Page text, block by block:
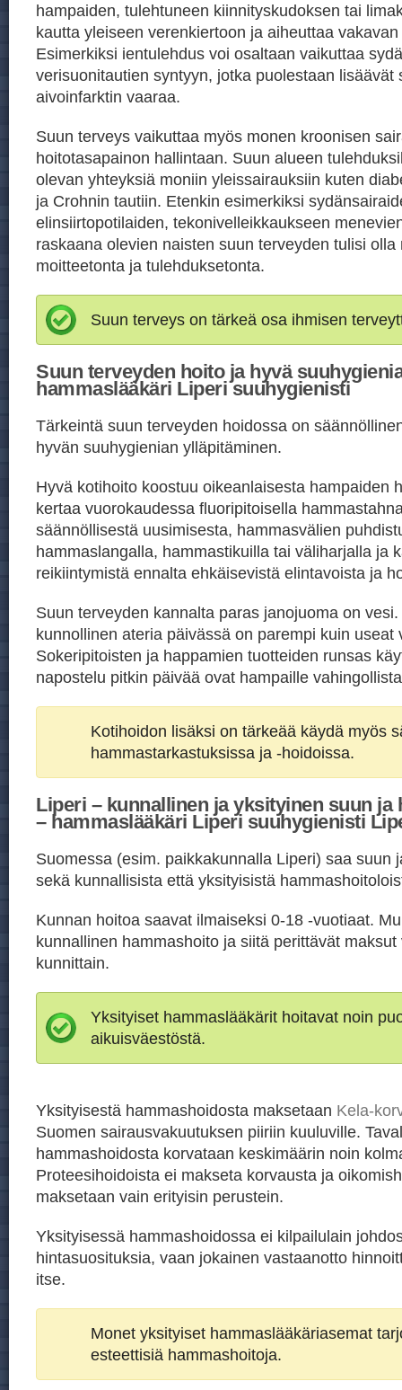
hampaiden, tulehtuneen kiinnityskudoksen tai
kautta yleiseen verenkiertoon ja aiheuttaa
Esimerkiksi ientulehdus voi osaltaan vaikuttaa
verisuonitautien syntyyn, jotka puolestaan lisäävät
aivoinfarktin vaaraa.
Suun terveys vaikuttaa myös monen kroonisen
hoitotasapainon hallintaan. Suun alueen
olevan yhteyksiä moniin yleissairauksiin kuten
ja Crohnin tautiin. Etenkin esimerkiksi
elinsiirtopotilaiden, tekonivelleikkaukseen
raskaana olevien naisten suun terveyden tulisi olla
moitteetonta ja tulehduksetonta.
Suun terveys on tärkeä osa ihmisen
Suun terveyden hoito ja hyvä
hammaslääkäri Liperi suuhygienisti
Tärkeintä suun terveyden hoidossa on
hyvän suuhygienian ylläpitäminen.
Hyvä kotihoito koostuu oikeanlaisesta hampaiden
kertaa vuorokaudessa fluoripitoisella
säännöllisestä uusimisesta, hammasvälien
hammaslangalla, hammastikuilla tai väliharjalla ja
reikiintymistä ennalta ehkäisevistä elintavoista ja
Suun terveyden kannalta paras janojuoma on
kunnollinen ateria päivässä on parempi kuin useat
Sokeripitoisten ja happamien tuotteiden runsas
napostelu pitkin päivää ovat hampaille
Kotihoidon lisäksi on tärkeää käydä myös
hammastarkastuksissa ja -hoidoissa.
Liperi – kunnallinen ja yksityinen suun ja
– hammaslääkäri Liperi suuhygienisti
Suomessa (esim. paikkakunnalla Liperi) saa suun
sekä kunnallisista että yksityisistä
Kunnan hoitoa saavat ilmaiseksi 0-18 -vuotiaat.
kunnallinen hammashoito ja siitä perittävät maksut
kunnittain.
Yksityiset hammaslääkärit hoitavat noin
aikuisväestöstä.
Yksityisestä hammashoidosta maksetaan Kela-
Suomen sairausvakuutuksen piiriin kuuluville.
hammashoidosta korvataan keskimäärin noin
Proteesihoidoista ei makseta korvausta ja
maksetaan vain erityisin perustein.
Yksityisessä hammashoidossa ei kilpailulain
hintasuosituksia, vaan jokainen vastaanotto
itse.
Monet yksityiset hammaslääkäriasemat
esteettisiä hammashoitoja.